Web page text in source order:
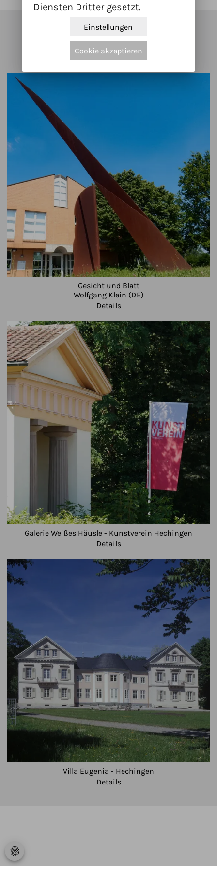
Kunstwerke in der Nähe
Gesicht und Blatt
Wolfgang Klein (DE)
Details
Galerie Weißes Häusle - Kunstverein Hechingen
Details
Villa Eugenia - Hechingen
Details
fingerprint
Diensten Dritter gesetzt.
Einstellungen
Cookie akzeptieren